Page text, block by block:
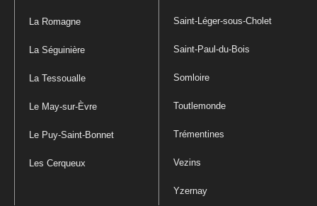
La Romagne
La Séguinière
La Tessoualle
Le May-sur-Èvre
Le Puy-Saint-Bonnet
Les Cerqueux
Saint-Léger-sous-Cholet
Saint-Paul-du-Bois
Somloire
Toutlemonde
Trémentines
Vezins
Yzernay